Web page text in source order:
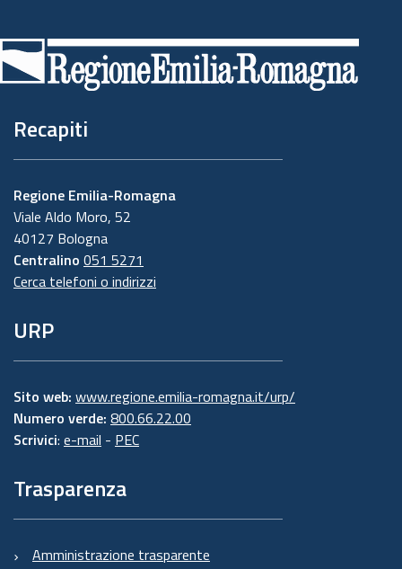
di
pagina
Recapiti
Regione Emilia-Romagna
Viale Aldo Moro, 52
40127 Bologna
Centralino 051 5271
Cerca telefoni o indirizzi
URP
Sito web: www.regione.emilia-romagna.it/urp/
Numero verde: 800.66.22.00
Scrivici: e-mail - PEC
Trasparenza
Amministrazione trasparente